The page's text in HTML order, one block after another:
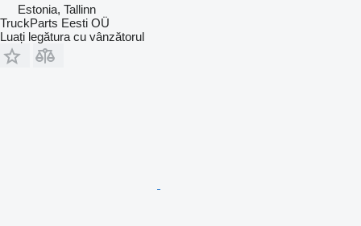
Estonia, Tallinn
TruckParts Eesti OÜ
Luați legătura cu vânzătorul